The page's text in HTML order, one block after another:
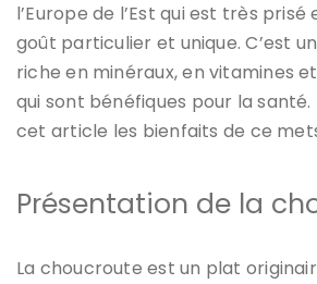
l’Europe de l’Est qui est très prisé
goût particulier et unique. C’est
riche en minéraux, en vitamines
qui sont bénéfiques pour la
cet article les bienfaits de ce
Présentation de la
La choucroute est un plat